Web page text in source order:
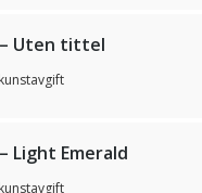
– Uten tittel
Light Emerald